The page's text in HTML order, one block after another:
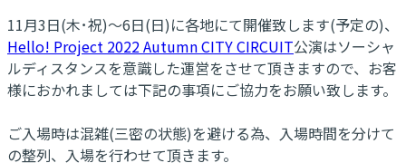
11月3日(木･祝)～6日(日)に各地にて開催致します(予定の)、
Hello! Project 2022 Autumn CITY CIRCUIT公演はソーシャ
ルディスタンスを意識した運営をさせて頂きますので、お客
様におかれましては下記の事項にご協力をお願い致します。
ご入場時は混雑(三密の状態)を避ける為、入場時間を分けて
の整列、入場を行わせて頂きます。